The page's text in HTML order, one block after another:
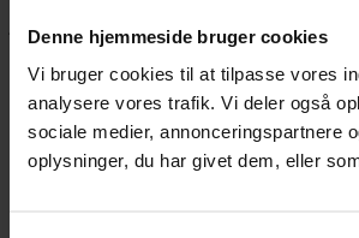
Denne hjemmeside bruger cookies
Vi bruger cookies til at tilpasse vores
analysere vores trafik. Vi deler også
sociale medier, annonceringspartnere
oplysninger, du har givet dem, eller
Vestergade 12 6270, Tønder
60 51 96 50
post@yarneverywear.dk
CVR 43041649
Facebook-f Instagram